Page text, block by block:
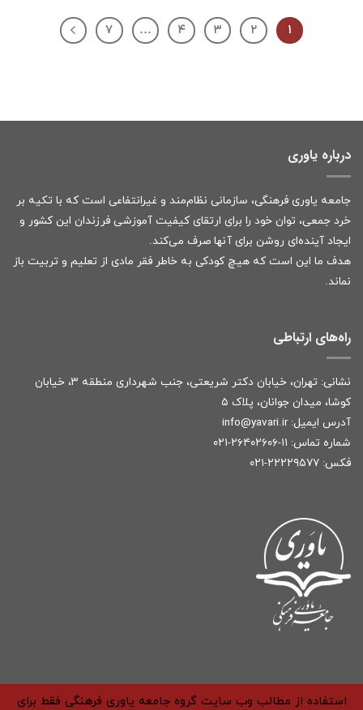
۱ ۲ ۳ ۴ … ۷
درباره یاوری
جامعه یاوری فرهنگی، سازمانی نظام‌مند و غیرانتفاعی است که با تکیه بر
خرد جمعی، توان خود را برای ارتقای کیفیت آموزشی فرزندان این کشور و
ایجاد آینده‌ای روشن برای آنها صرف می‌کند.
هدف ما این است که هیچ کودکی به خاطر فقر مادی از تعلیم و تربیت باز
نماند.
راه‌های ارتباطی
نشانی: تهران، خیابان دکتر شریعتی، جنب شهرداری منطقه ۳، خیابان
کوشا، میدان جوانان، پلاک ۵
آدرس ایمیل: info@yavari.ir
شماره تماس: ۱۱-۲۶۴۰۲۶۰۶-۰۲۱
فکس: ۲۲۲۲۹۵۷۷-۰۲۱
استفاده از مطالب وب سایت گروه جامعه یاوری فرهنگی فقط برای